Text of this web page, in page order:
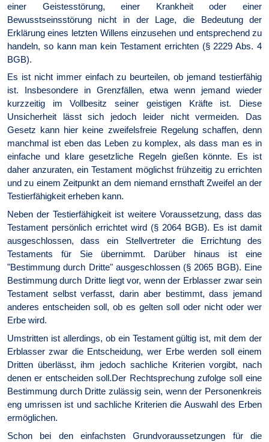
einer Geistesstörung, einer Krankheit oder einer
Bewusstseinsstörung nicht in der Lage, die Bedeutung der
Erklärung eines letzten Willens einzusehen und entsprechend zu
handeln, so kann man kein Testament errichten (§ 2229 Abs. 4
BGB).
Es ist nicht immer einfach zu beurteilen, ob jemand testierfähig
ist. Insbesondere in Grenzfällen, etwa wenn jemand wieder
kurzzeitig im Vollbesitz seiner geistigen Kräfte ist. Diese
Unsicherheit lässt sich jedoch leider nicht vermeiden. Das
Gesetz kann hier keine zweifelsfreie Regelung schaffen, denn
manchmal ist eben das Leben zu komplex, als dass man es in
einfache und klare gesetzliche Regeln gießen könnte. Es ist
daher anzuraten, ein Testament möglichst frühzeitig zu errichten
und zu einem Zeitpunkt an dem niemand ernsthaft Zweifel an der
Testierfähigkeit erheben kann.
Neben der Testierfähigkeit ist weitere Voraussetzung, dass das
Testament persönlich errichtet wird (§ 2064 BGB). Es ist damit
ausgeschlossen, dass ein Stellvertreter die Errichtung des
Testaments für Sie übernimmt. Darüber hinaus ist eine
"Bestimmung durch Dritte" ausgeschlossen (§ 2065 BGB). Eine
Bestimmung durch Dritte liegt vor, wenn der Erblasser zwar sein
Testament selbst verfasst, darin aber bestimmt, dass jemand
anderes entscheiden soll, ob es gelten soll oder nicht oder wer
Erbe wird.
Umstritten ist allerdings, ob ein Testament gültig ist, mit dem der
Erblasser zwar die Entscheidung, wer Erbe werden soll einem
Dritten überlässt, ihm jedoch sachliche Kriterien vorgibt, nach
denen er entscheiden soll.Der Rechtsprechung zufolge soll eine
Bestimmung durch Dritte zulässig sein, wenn der Personenkreis
eng umrissen ist und sachliche Kriterien die Auswahl des Erben
ermöglichen.
Schon bei den einfachsten Grundvoraussetzungen für die